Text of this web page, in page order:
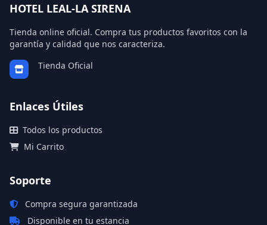
HOTEL LEAL-LA SIRENA
Tienda online oficial. Compra tus productos favoritos con la
garantía y calidad que nos caracteriza.
Tienda Oficial
Enlaces Útiles
Todos los productos
Mi Carrito
Soporte
Compra segura garantizada
Disponible en tu estancia